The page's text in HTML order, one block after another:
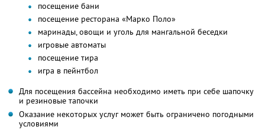
посещение бани
посещение ресторана «Марко Поло»
маринады, овощи и уголь для мангальной беседки
игровые автоматы
посещение тира
игра в пейнтбол
Для посещения бассейна необходимо иметь при себе шапочку
и резиновые тапочки
Оказание некоторых услуг может быть ограничено погодными
условиями